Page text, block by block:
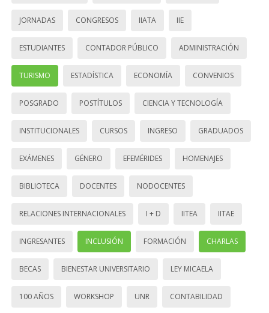
JORNADAS CONGRESOS IIATA IIE
ESTUDIANTES CONTADOR PÚBLICO ADMINISTRACIÓN
TURISMO ESTADÍSTICA ECONOMÍA CONVENIOS
POSGRADO POSTÍTULOS CIENCIA Y TECNOLOGÍA
INSTITUCIONALES CURSOS INGRESO GRADUADOS
EXÁMENES GÉNERO EFEMÉRIDES HOMENAJES
BIBLIOTECA DOCENTES NODOCENTES
RELACIONES INTERNACIONALES I + D IITEA IITAE
INGRESANTES INCLUSIÓN FORMACIÓN CHARLAS
BECAS BIENESTAR UNIVERSITARIO LEY MICAELA
100 AÑOS WORKSHOP UNR CONTABILIDAD